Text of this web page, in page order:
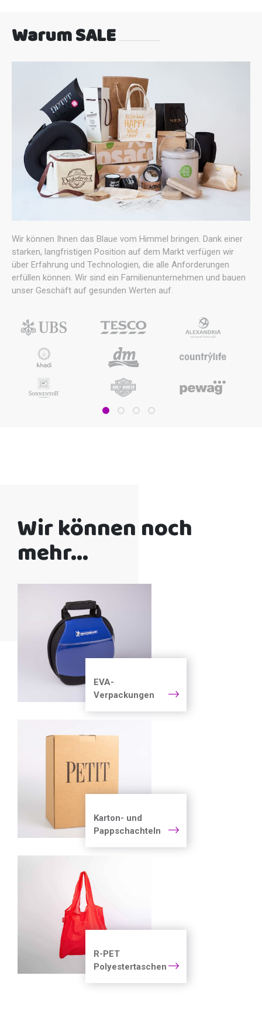
Wir können Ihnen das Blaue vom Himmel bringen. Dank einer
starken, langfristigen Position auf dem Markt verfügen wir
über Erfahrung und Technologien, die alle Anforderungen
erfüllen können. Wir sind ein Familienunternehmen und bauen
unser Geschäft auf gesunden Werten auf.
Warum SALE
Wir können noch
mehr...
EVA-
Verpackungen
Karton- und
Pappschachteln
R-PET
Polyestertaschen